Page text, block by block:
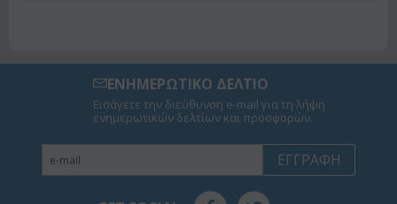
ΕΝΗΜΕΡΩΤΙΚΟ ΔΕΛΤΙΟ
Εισάγετε την διεύθυνση e-mail για τη λήψη
ενημερωτικών δελτίων και προσφορών.
ΕΓΓΡΑΦΉ